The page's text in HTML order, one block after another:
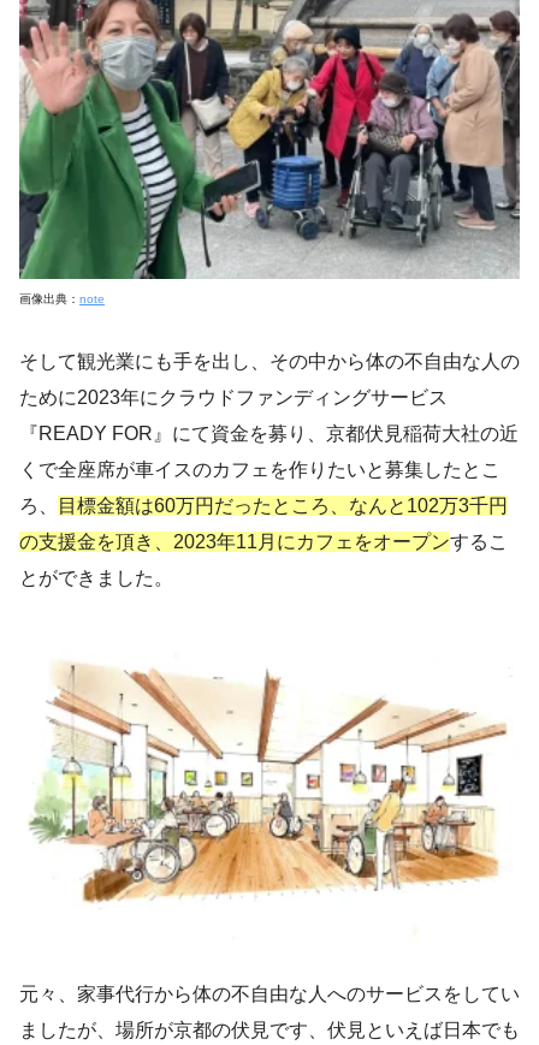
画像出典： note
そして観光業にも手を出し、その中から体の不自由な人の
ために2023年にクラウドファンディングサービス
『READY FOR』にて資金を募り、京都伏見稲荷大社の近
くで全座席が車イスのカフェを作りたいと募集したとこ
ろ、
目標金額は60万円だったところ、なんと102万3千円
の支援金を頂き、2023年11月にカフェをオープンするこ
とができました。
元々、家事代行から体の不自由な人へのサービスをしてい
ましたが、場所が京都の伏見です、伏見といえば日本でも